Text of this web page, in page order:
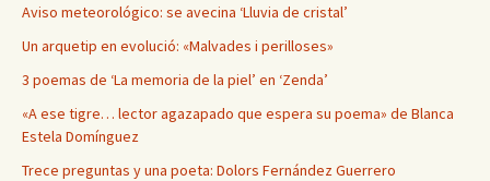
Aviso meteorológico: se avecina ‘Lluvia de cristal’
Un arquetip en evolució: «Malvades i perilloses»
3 poemas de ‘La memoria de la piel’ en ‘Zenda’
«A ese tigre… lector agazapado que espera su poema» de Blanca
Estela Domínguez
Trece preguntas y una poeta: Dolors Fernández Guerrero